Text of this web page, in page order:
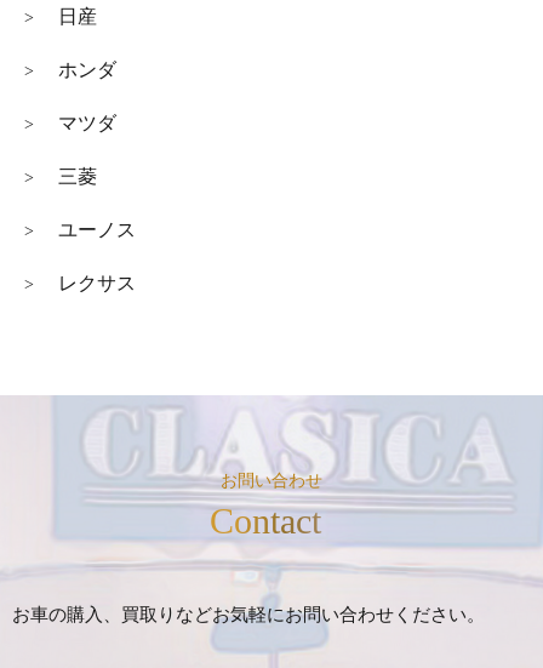
> 日産
> ホンダ
> マツダ
> 三菱
> ユーノス
> レクサス
お問い合わせ
Contact
お車の購入、買取りなどお気軽にお問い合わせください。